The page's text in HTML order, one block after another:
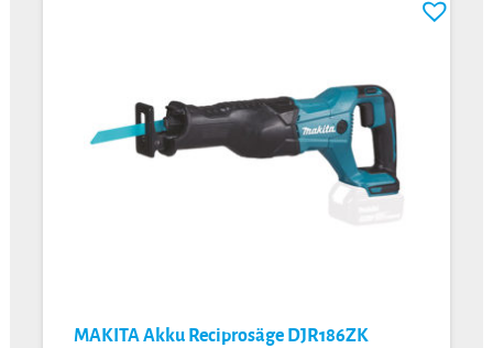
MAKITA Akku Reciprosäge DJR186ZK